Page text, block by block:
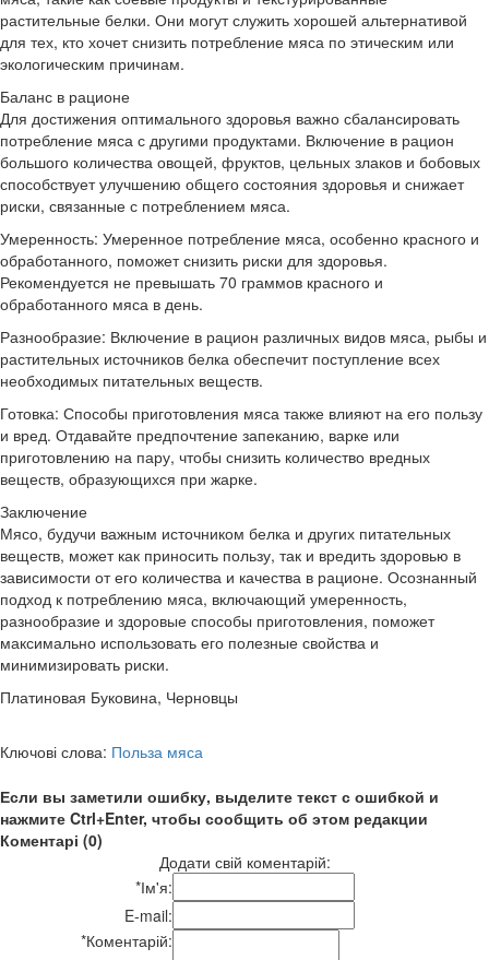
растительные белки. Они могут служить хорошей альтернативой
для тех, кто хочет снизить потребление мяса по этическим или
экологическим причинам.
Баланс в рационе
Для достижения оптимального здоровья важно сбалансировать
потребление мяса с другими продуктами. Включение в рацион
большого количества овощей, фруктов, цельных злаков и бобовых
способствует улучшению общего состояния здоровья и снижает
риски, связанные с потреблением мяса.
Умеренность: Умеренное потребление мяса, особенно красного и
обработанного, поможет снизить риски для здоровья.
Рекомендуется не превышать 70 граммов красного и
обработанного мяса в день.
Разнообразие: Включение в рацион различных видов мяса, рыбы и
растительных источников белка обеспечит поступление всех
необходимых питательных веществ.
Готовка: Способы приготовления мяса также влияют на его пользу
и вред. Отдавайте предпочтение запеканию, варке или
приготовлению на пару, чтобы снизить количество вредных
веществ, образующихся при жарке.
Заключение
Мясо, будучи важным источником белка и других питательных
веществ, может как приносить пользу, так и вредить здоровью в
зависимости от его количества и качества в рационе. Осознанный
подход к потреблению мяса, включающий умеренность,
разнообразие и здоровые способы приготовления, поможет
максимально использовать его полезные свойства и
минимизировать риски.
Платиновая Буковина, Черновцы
Ключові слова: Польза мяса
Если вы заметили ошибку, выделите текст с ошибкой и
нажмите Ctrl+Enter, чтобы сообщить об этом редакции
Коментарі (0)
Додати свій коментарій:
*Ім'я:
E-mail:
*Коментарій: